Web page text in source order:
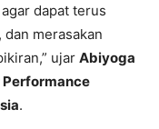
dapat terus
merasakan
ujar Abiyoga
.